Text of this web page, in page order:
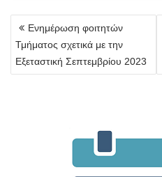
Πλοήγηση
άρθρων
Ενημέρωση φοιτητών
Τμήματος σχετικά με την
Εξεταστική Σεπτεμβρίου 2023